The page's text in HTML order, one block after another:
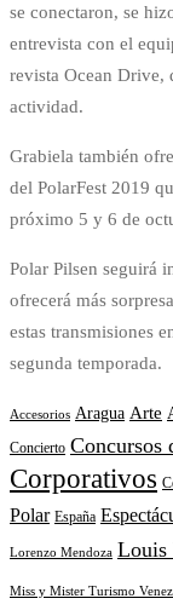
se conectaron, se
entrevista con el
revista Ocean Drive,
actividad.
Grabiela también
del PolarFest 2019
próximo 5 y 6 de
Polar Pilsen seguirá
ofrecerá más
estas transmisiones
segunda temporada.
Accesorios Aragua Arte
Concierto Concursos
Corporativos
Polar España
Lorenzo Mendoza Louis
Miss y Mister Turismo